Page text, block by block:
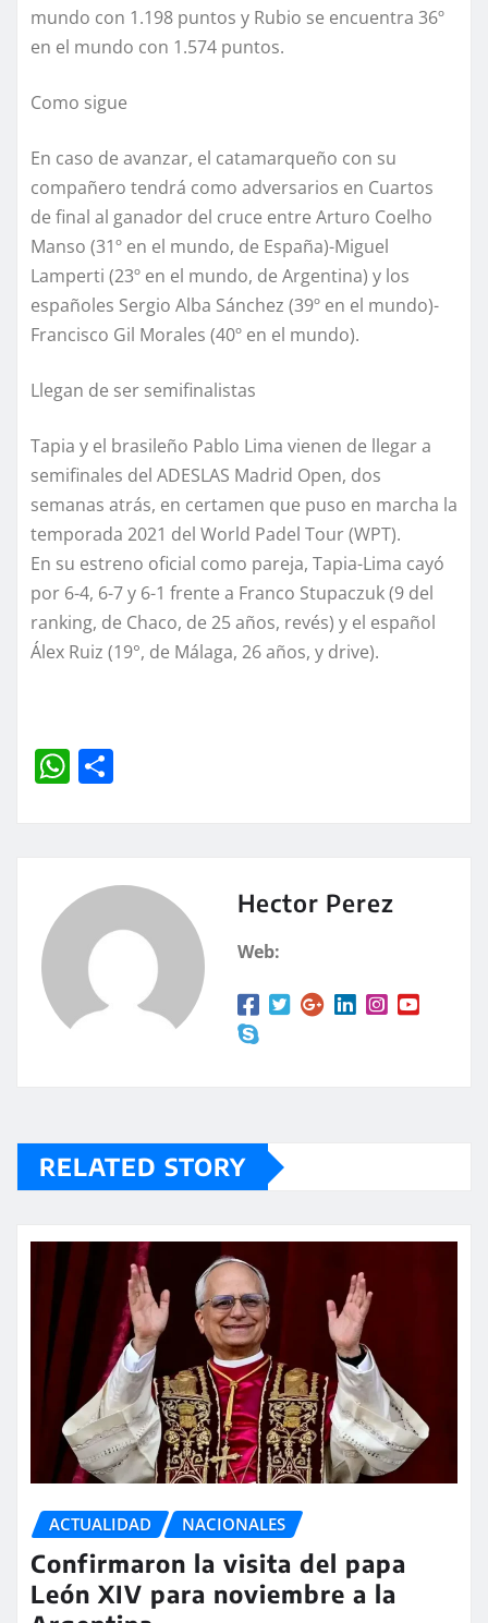
mundo con 1.198 puntos y Rubio se encuentra 36º
en el mundo con 1.574 puntos.
Como sigue
En caso de avanzar, el catamarqueño con su
compañero tendrá como adversarios en Cuartos
de final al ganador del cruce entre Arturo Coelho
Manso (31º en el mundo, de España)-Miguel
Lamperti (23º en el mundo, de Argentina) y los
españoles Sergio Alba Sánchez (39º en el mundo)-
Francisco Gil Morales (40º en el mundo).
Llegan de ser semifinalistas
Tapia y el brasileño Pablo Lima vienen de llegar a
semifinales del ADESLAS Madrid Open, dos
semanas atrás, en certamen que puso en marcha la
temporada 2021 del World Padel Tour (WPT).
En su estreno oficial como pareja, Tapia-Lima cayó
por 6-4, 6-7 y 6-1 frente a Franco Stupaczuk (9 del
ranking, de Chaco, de 25 años, revés) y el español
Álex Ruiz (19°, de Málaga, 26 años, y drive).
W
A
p
rt
Hector Perez
Web:
RELATED STORY
ACTUALIDAD NACIONALES
Confirmaron la visita del papa
León XIV para noviembre a la